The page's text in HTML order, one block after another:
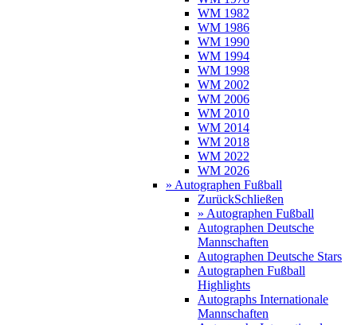
WM 1982
WM 1986
WM 1990
WM 1994
WM 1998
WM 2002
WM 2006
WM 2010
WM 2014
WM 2018
WM 2022
WM 2026
» Autographen Fußball
ZurückSchließen
» Autographen Fußball
Autographen Deutsche
Mannschaften
Autographen Deutsche Stars
Autographen Fußball
Highlights
Autographs Internationale
Mannschaften